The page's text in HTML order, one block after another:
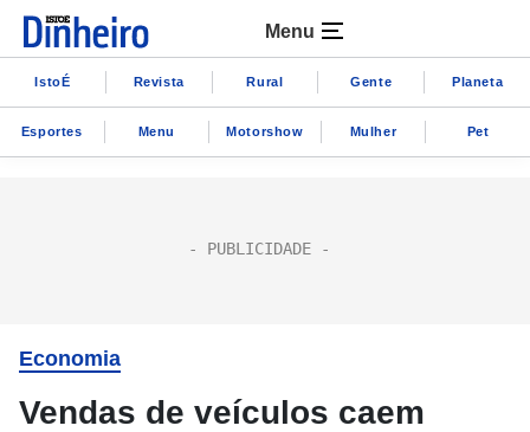
Menu
IstoÉ Revista Rural Gente Planeta
Esportes Menu Motorshow Mulher Pet
Economia
Vendas de veículos caem